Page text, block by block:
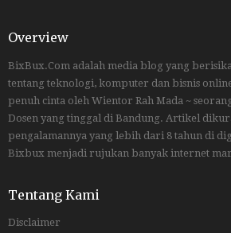
Overview
BixBux.Com adalah media blog yang
tentang teknologi, komputer dan bisnis
penuh cinta oleh Wientor Rah Mada ~
Dosen yang tinggal di Bandung. Artikel
pengalamannya yang lebih dari 8 tahun di
Bixbux menjadi rujukan banyak internet
Tentang Kami
Disclaimer